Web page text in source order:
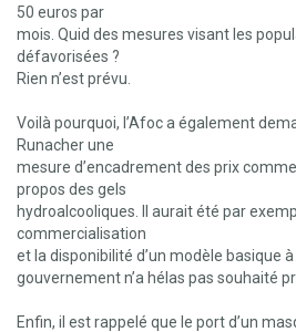
50 euros par
mois. Quid des mesures visant les
défavorisées ?
Rien n’est prévu.
Voilà pourquoi, l’Afoc a également
Runacher une
mesure d’encadrement des prix
propos des gels
hydroalcooliques. Il aurait été par
commercialisation
et la disponibilité d’un modèle basique
gouvernement n’a hélas pas souhaité
Enfin, il est rappelé que le port d’un